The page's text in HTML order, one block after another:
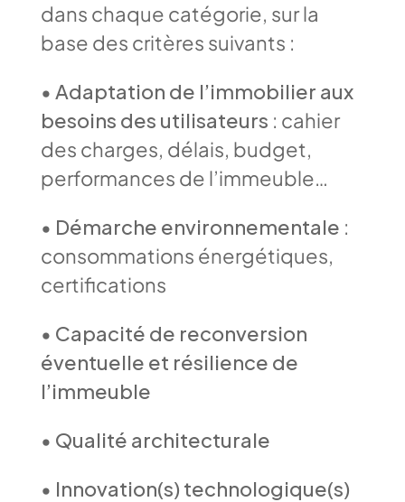
dans chaque catégorie, sur la
base des critères suivants :
• Adaptation de l’immobilier aux
besoins des utilisateurs : cahier
des charges, délais, budget,
performances de l’immeuble…
• Démarche environnementale :
consommations énergétiques,
certifications
• Capacité de reconversion
éventuelle et résilience de
l’immeuble
• Qualité architecturale
• Innovation(s) technologique(s)